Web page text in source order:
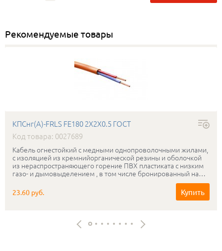
Рекомендуемые товары
КПСнг(А)-FRLS FE180 2Х2Х0.5 ГОСТ
Код товара: 0027689
Кабель огнестойкий с медными однопроволочными жилами,
с изоляцией из кремнийорганической резины и оболочкой
из нераспространяющего горение ПВХ пластиката с низким
газо- и дымовыделением , в том числе бронированный на
работоспособность в условиях открытого пламени в течении
180мин.
23.60 руб. Купить